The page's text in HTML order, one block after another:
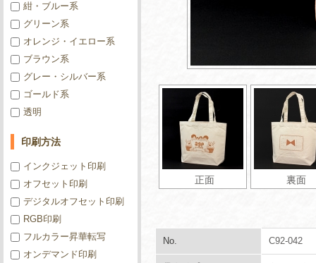
正面 裏面
No. C92-042
紺・ブルー系
グリーン系
オレンジ・イエロー系
ブラウン系
グレー・シルバー系
ゴールド系
透明
印刷方法
インクジェット印刷
オフセット印刷
デジタルオフセット印刷
RGB印刷
フルカラー昇華転写
オンデマンド印刷